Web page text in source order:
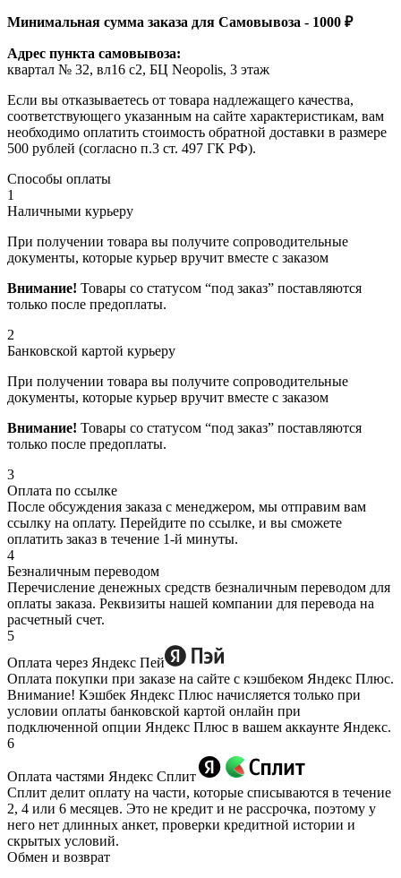
Минимальная сумма заказа для Самовывоза - 1000 ₽
Адрес пункта самовывоза:
квартал № 32, вл16 с2, БЦ Neopolis, 3 этаж
Если вы отказываетесь от товара надлежащего качества,
соответствующего указанным на сайте характеристикам, вам
необходимо оплатить стоимость обратной доставки в размере
500 рублей (согласно п.3 ст. 497 ГК РФ).
Способы оплаты
1
Наличными курьеру
При получении товара вы получите сопроводительные
документы, которые курьер вручит вместе с заказом
Внимание! Товары со статусом “под заказ” поставляются
только после предоплаты.
2
Банковской картой курьеру
При получении товара вы получите сопроводительные
документы, которые курьер вручит вместе с заказом
Внимание! Товары со статусом “под заказ” поставляются
только после предоплаты.
3
Оплата по ссылке
После обсуждения заказа с менеджером, мы отправим вам
ссылку на оплату. Перейдите по ссылке, и вы сможете
оплатить заказ в течение 1-й минуты.
4
Безналичным переводом
Перечисление денежных средств безналичным переводом для
оплаты заказа. Реквизиты нашей компании для перевода на
расчетный счет.
5
Оплата через Яндекс Пей
Оплата покупки при заказе на сайте с кэшбеком Яндекс Плюс.
Внимание! Кэшбек Яндекс Плюс начисляется только при
условии оплаты банковской картой онлайн при
подключенной опции Яндекс Плюс в вашем аккаунте Яндекс.
6
Оплата частями Яндекс Сплит
Сплит делит оплату на части, которые списываются в течение
2, 4 или 6 месяцев. Это не кредит и не рассрочка, поэтому у
него нет длинных анкет, проверки кредитной истории и
скрытых условий.
Обмен и возврат